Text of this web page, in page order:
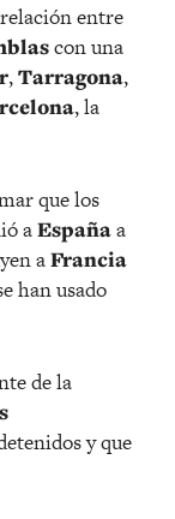
entre
con una
,Tarragona,
, la
que los
aEspañaa
aFrancia
han usado
de la
y que